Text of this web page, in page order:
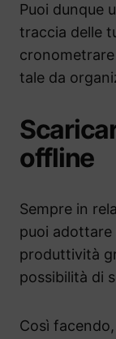
Puoi dunque
traccia delle
tale da
offline
Sempre in
puoi adottare
produttività
possibilità di
Così